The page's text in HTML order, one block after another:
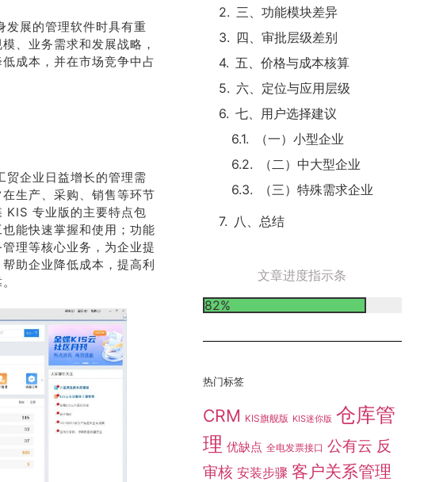
发展的管理软件时具有重
、业务需求和发展战略，
成本，并在市场竞争中占
贸企业日益增长的管理需
生产、采购、销售等环节
KIS 专业版的主要特点包
能快速掌握和使用；功能
理等核心业务，为企业提
助企业降低成本，提高利
三、功能模块差异
四、审批层级差别
五、价格与成本核算
六、定位与应用层级
七、用户选择建议
（一）小型企业
（二）中大型企业
（三）特殊需求企业
八、总结
文章进度指示条
82%
热门标签
CRM KIS旗舰版 KIS迷你版 仓库管
理 优缺点 全电发票接口 公有云 反
审核 安装步骤 客户关系管理